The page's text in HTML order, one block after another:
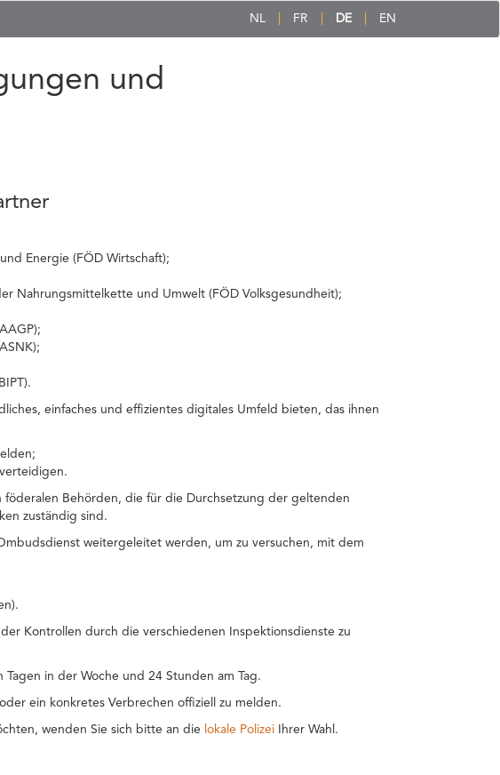
NL FR DE EN
und
Energie (FÖD Wirtschaft);
Nahrungsmittelkette und Umwelt (FÖD Volksgesundheit);
einfaches und effizientes digitales Umfeld bieten, das ihnen
Behörden, die für die Durchsetzung der geltenden
zuständig sind.
weitergeleitet werden, um zu versuchen, mit dem
Kontrollen durch die verschiedenen Inspektionsdienste zu
in der Woche und 24 Stunden am Tag.
ein konkretes Verbrechen offiziell zu melden.
wenden Sie sich bitte an die lokale Polizei Ihrer Wahl.